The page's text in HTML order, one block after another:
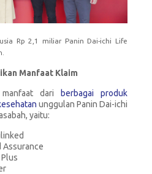
Rp 2,1 miliar Panin Dai-ichi Life
Manfaat Klaim
dari
berbagai produk
unggulan Panin Dai-ichi
yaitu:
Assurance